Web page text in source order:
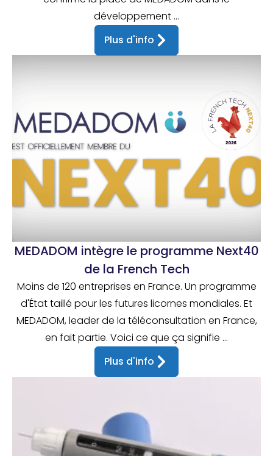
développement ...
Plus d'info
MEDADOM intègre le programme Next40
de la French Tech
Moins de 120 entreprises en France. Un programme
d'État taillé pour les futures licornes mondiales. Et
MEDADOM, leader de la téléconsultation en France,
en fait partie. Voici ce que ça signifie ...
Plus d'info